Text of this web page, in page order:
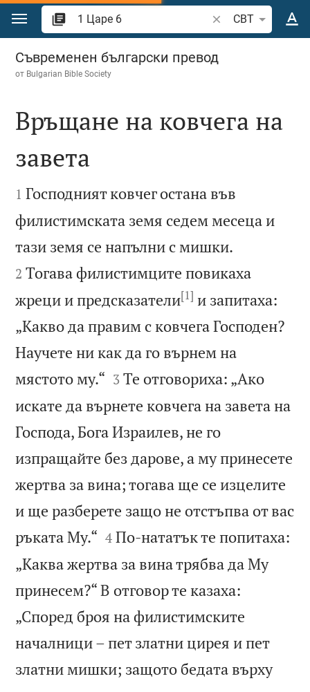
Преминете към съдържанието
Търсете стих или
CBT
1 Царе 6
Съвременен български превод
от Bulgarian Bible Society

Връщане на ковчега на
завета

1 Господният ковчег остана във
филистимската земя седем месеца и
тази земя се напълни с мишки.
2 Тогава филистимците повикаха
жреци и предсказатели[1] и запитаха:
„Какво да правим с ковчега Господен?
Научете ни как да го върнем на
мястото му.“ 

3 Те отговориха: „Ако
искате да върнете ковчега на завета на
Господа, Бога Израилев, не го
изпращайте без дарове, а му принесете
жертва за вина; тогава ще се изцелите
и ще разберете защо не отстъпва от вас
ръката Му.“ 

4 По-нататък те попитаха:
„Каква жертва за вина трябва да Му
принесем?“ В отговор те казаха:
„Според броя на филистимските
началници – пет златни цирея и пет
златни мишки; защото бедата върху